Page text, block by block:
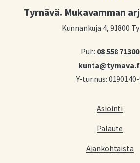
Tyrnävä. Mukavamman
Kunnankuja 4, 91800
Puh: 08 558 71300
Y-tunnus:
Asiointi
Palaute
Ajankohtaista